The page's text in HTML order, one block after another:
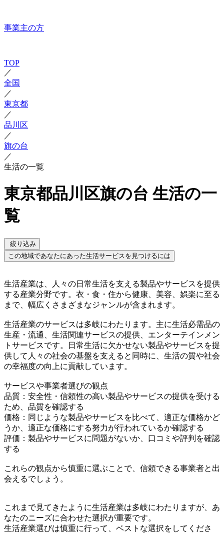
事業主の方
TOP
／
全国
／
東京都
／
品川区
／
旗の台
／
生活の一覧
東京都品川区旗の台 生活の一
覧
絞り込み
この地域であなたにあった生活サービスを見つけるには
生活産業は、人々の日常生活を支える製品やサービスを提供
する産業分野です。衣・食・住から健康、美容、娯楽に至る
まで、幅広くさまざまなジャンルが含まれます。
生活産業のサービスは多岐にわたります。主に生活必需品の
生産・流通、生活関連サービスの提供、エンターテインメン
トサービスです。日常生活に欠かせない製品やサービスを提
供して人々の社会の基盤を支えると同時に、生活の質や社会
の幸福度の向上に貢献しています。
サービスや事業者選びの観点
品質：安全性・信頼性の高い製品やサービスの提供を受ける
ため、品質を確認する
価格：同じような製品やサービスを比べて、適正な価格かど
うか、適正な価格にする努力が行われているか確認する
評価：製品やサービスに問題がないか、口コミや評判を確認
する
これらの観点から慎重に選ぶことで、信頼できる事業者と出
会えるでしょう。
これまで見てきたように生活産業は多岐にわたりますが、あ
なたのニーズに合わせた選択が重要です。
生活産業選びは慎重に行って、ベストな選択をしてくださ